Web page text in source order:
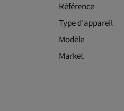
Référence
Type d'appareil
Modèle
Market